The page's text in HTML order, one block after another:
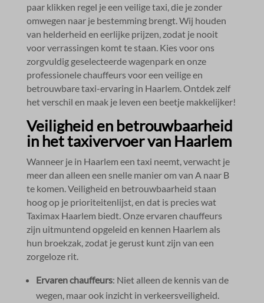
paar klikken regel je een veilige taxi, die je zonder
omwegen naar je bestemming brengt.​ Wij houden
van helderheid en eerlijke prijzen, zodat je nooit
voor verrassingen komt te staan.​ Kies voor ons
zorgvuldig geselecteerde wagenpark en onze
professionele chauffeurs voor een veilige en
betrouwbare taxi-ervaring in Haarlem.​ Ontdek zelf
het verschil en maak je leven een beetje makkelijker!
Veiligheid en betrouwbaarheid
in het taxivervoer van Haarlem
Wanneer je in Haarlem een taxi neemt, verwacht je
meer dan alleen een snelle manier om van A naar B
te komen.​ Veiligheid en betrouwbaarheid staan
hoog op je prioriteitenlijst, en dat is precies wat
Taximax Haarlem biedt.​ Onze ervaren chauffeurs
zijn uitmuntend opgeleid en kennen Haarlem als
hun broekzak, zodat je gerust kunt zijn van een
zorgeloze rit.​
Ervaren chauffeurs: Niet alleen de kennis van de
wegen, maar ook inzicht in verkeersveiligheid.​